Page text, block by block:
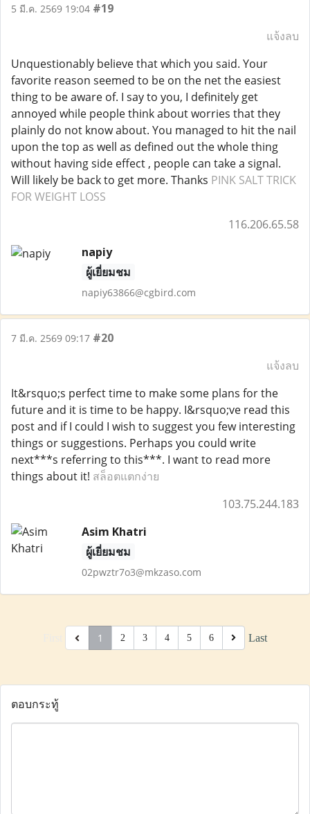
5 มี.ค. 2569 19:04 #19
แจ้งลบ
Unquestionably believe that which you said. Your
favorite reason seemed to be on the net the easiest
thing to be aware of. I say to you, I definitely get
annoyed while people think about worries that they
plainly do not know about. You managed to hit the nail
upon the top as well as defined out the whole thing
without having side effect , people can take a signal.
Will likely be back to get more. Thanks PINK SALT TRICK
FOR WEIGHT LOSS
116.206.65.58
napiy
ผู้เยี่ยมชม
napiy63866@cgbird.com
7 มี.ค. 2569 09:17 #20
แจ้งลบ
It&rsquo;s perfect time to make some plans for the
future and it is time to be happy. I&rsquo;ve read this
post and if I could I wish to suggest you few interesting
things or suggestions. Perhaps you could write
next***s referring to this***. I want to read more
things about it! สล็อตแตกง่าย
103.75.244.183
Asim Khatri
ผู้เยี่ยมชม
02pwztr7o3@mkzaso.com
1 2 3 4 5 6 Last
ตอบกระทู้